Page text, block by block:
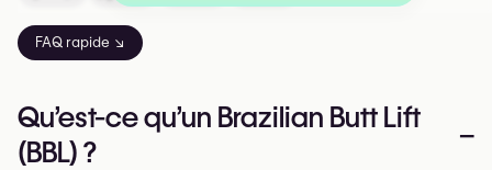
FAQ rapide ↘
Qu’est-ce qu’un Brazilian Butt Lift
(BBL) ?
–